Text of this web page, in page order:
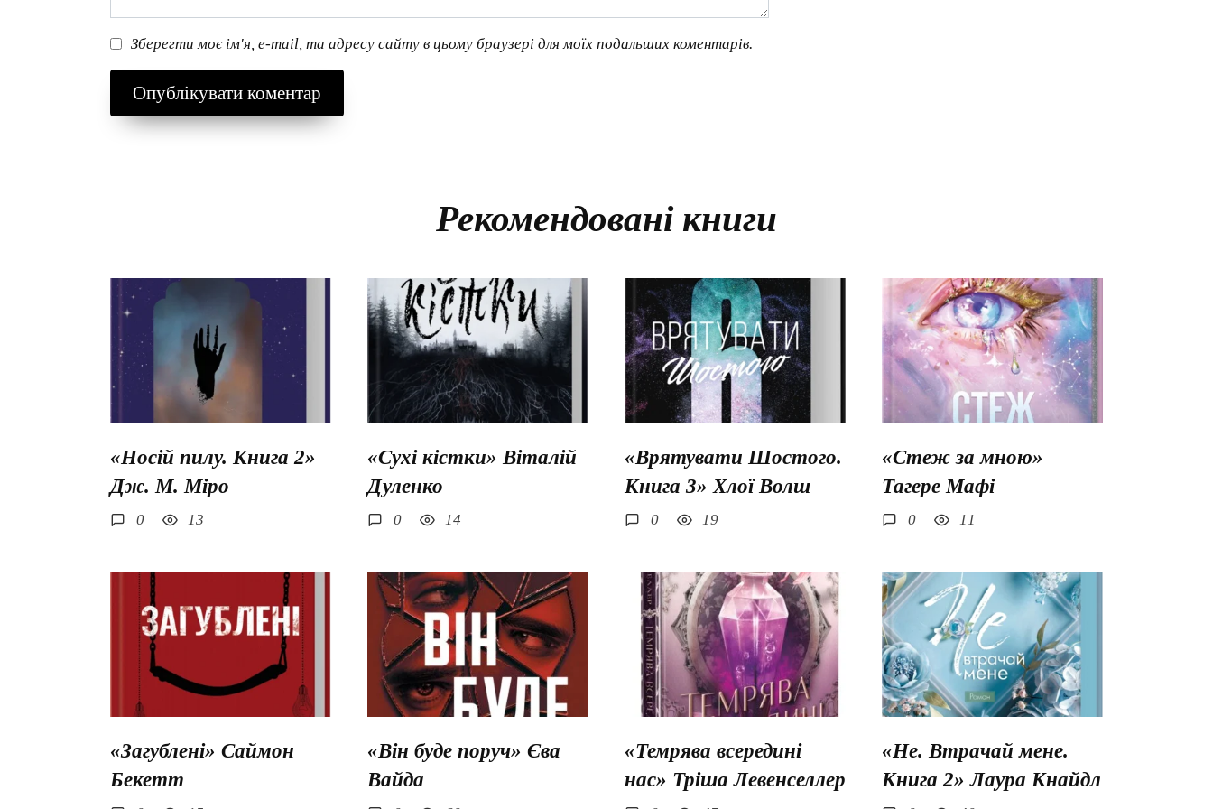
Зберегти моє ім'я, e-mail, та адресу сайту в цьому браузері для моїх подальших коментарів.
Рекомендовані книги
«Носій пилу. Книга 2»
Дж. М. Міро
0 13
«Сухі кістки» Віталій
Дуленко
0 14
«Врятувати Шостого.
Книга 3» Хлої Волш
0 19
«Стеж за мною»
Тагере Мафі
0 11
«Загублені» Саймон
Бекетт
«Він буде поруч» Єва
Вайда
«Темрява всередині
нас» Тріша Левенселлер
«Не. Втрачай мене.
Книга 2» Лаура Кнайдл